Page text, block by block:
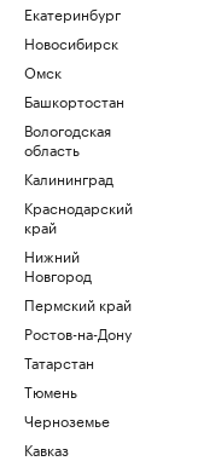
Екатеринбург
Новосибирск
Омск
Башкортостан
Вологодская
область
Калининград
Краснодарский
край
Нижний
Новгород
Пермский край
Ростов-на-Дону
Татарстан
Тюмень
Черноземье
Кавказ